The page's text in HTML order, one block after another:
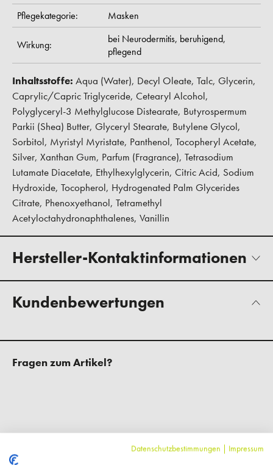
Pflegekategorie:
Masken
Wirkung: bei Neurodermitis, beruhigend,
pflegend
Inhaltsstoffe: Aqua (Water), Decyl Oleate, Talc, Glycerin,
Caprylic/Capric Triglyceride, Cetearyl Alcohol,
Polyglyceryl-3 Methylglucose Distearate, Butyrospermum
Parkii (Shea) Butter, Glyceryl Stearate, Butylene Glycol,
Sorbitol, Myristyl Myristate, Panthenol, Tocopheryl Acetate,
Silver, Xanthan Gum, Parfum (Fragrance), Tetrasodium
Lutamate Diacetate, Ethylhexylglycerin, Citric Acid, Sodium
Hydroxide, Tocopherol, Hydrogenated Palm Glycerides
Citrate, Phenoxyethanol, Tetramethyl
Acetyloctahydronaphthalenes, Vanillin
Hersteller-Kontaktinformationen
Kundenbewertungen
Fragen zum Artikel?
Ergänzende Artikel
Datenschutzbestimmungen | Impressum